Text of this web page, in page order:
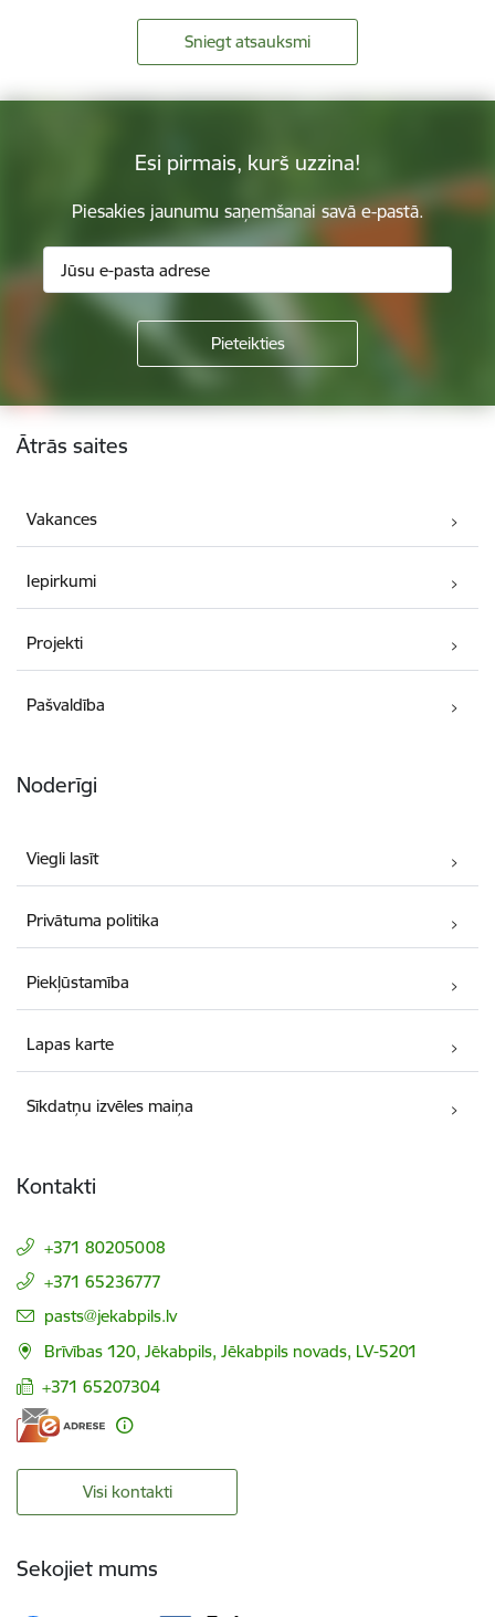
Sniegt atsauksmi
Esi pirmais, kurš uzzina!
Piesakies jaunumu saņemšanai savā e-pastā.
Kājene
Ātrās saites
Vakances
Iepirkumi
Projekti
Pašvaldība
Noderīgi
Viegli lasīt
Privātuma politika
Piekļūstamība
Lapas karte
Sīkdatņu izvēles maiņa
Kontakti
+371 80205008
+371 65236777
E-pasts:
pasts@jekabpils.lv
Brīvības 120, Jēkabpils, Jēkabpils novads, LV-5201
+371 65207304
Visi kontakti
Sekojiet mums